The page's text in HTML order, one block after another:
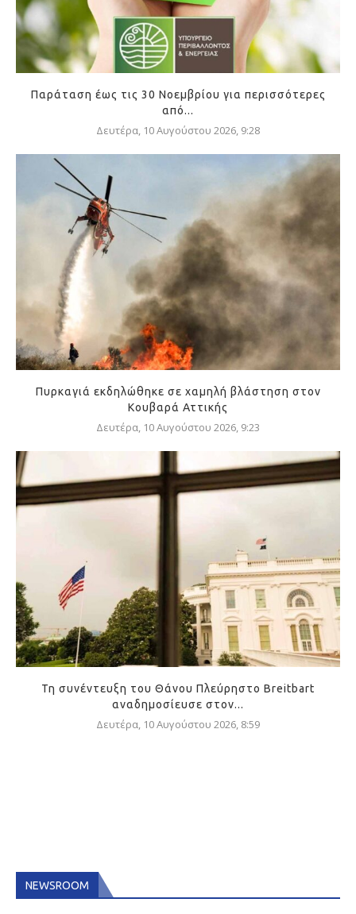
Παράταση έως τις 30 Νοεμβρίου για περισσότερες
από...
Δευτέρα, 10 Αυγούστου 2026, 9:28
Πυρκαγιά εκδηλώθηκε σε χαμηλή βλάστηση στον
Κουβαρά Αττικής
Δευτέρα, 10 Αυγούστου 2026, 9:23
Τη συνέντευξη του Θάνου Πλεύρηστο Breitbart
αναδημοσίευσε στον...
Δευτέρα, 10 Αυγούστου 2026, 8:59
NEWSROOM